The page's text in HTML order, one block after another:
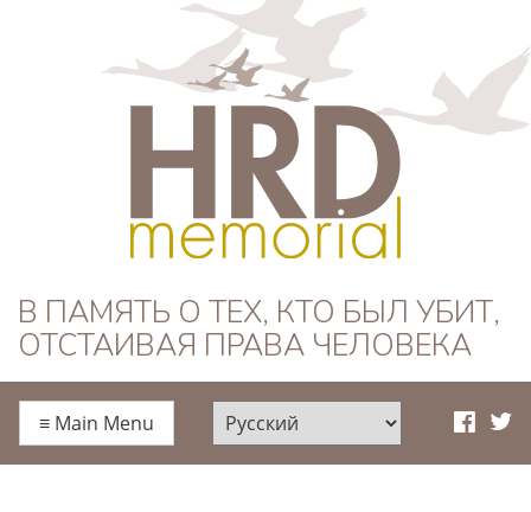
HRD Memorial —
Русский
В ПАМЯТЬ О ТЕХ, КТО БЫЛ УБИТ,
ОТСТАИВАЯ ПРАВА ЧЕЛОВЕКА
≡ Main Menu